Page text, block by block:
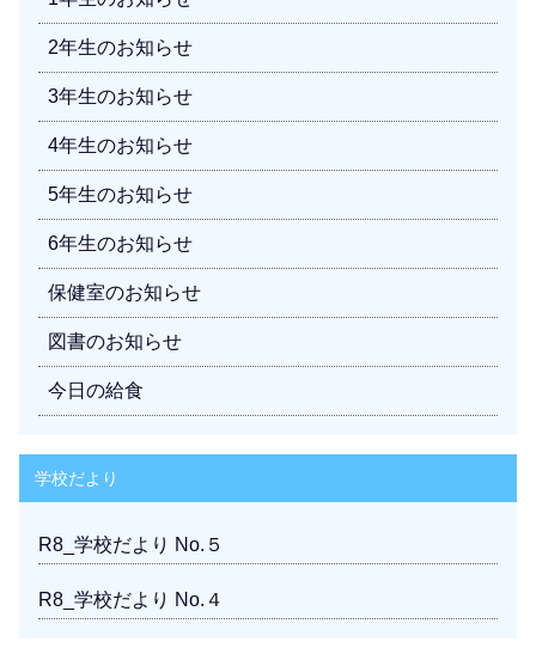
2年生のお知らせ
3年生のお知らせ
4年生のお知らせ
5年生のお知らせ
6年生のお知らせ
保健室のお知らせ
図書のお知らせ
今日の給食
学校だより
R8_学校だより No.５
R8_学校だより No.４